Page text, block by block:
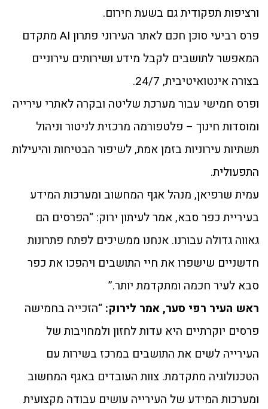
ורציפות תפקודית גם בשעת חירום.
פרס רביעי סוכן חכם לאתר העירוני פתרון AI מתקדם
המאפשר לתושבים לקבל מידע ושירותים עירוניים
בצורה אינטואיטיבית, 24/7.
ופרס חמישי עבור מערכת שליטה ובקרה לאתרי עירייה
ומוסדות חינוך – פלטפורמה מרכזית לניטור וניהול
תשתיות עירוניות בזמן אמת, לשיפור הבטיחות והיעילות
התפעולית.
עמית שרפיאן, מנהל אגף המחשוב ומערכות המידע
בעיריית כפר סבא, אמר לעיתון ירוק: “הפרסים הם
גאווה גדולה עבורנו. אנחנו ממשיכים לפתח פתרונות
חדשניים שישפרו את חיי התושבים ויהפכו את כפר
סבא לעיר חכמה ומתקדמת יותר.”
ראש העיר רפי סער, אמר לירוק: “הזכייה בחמישה
פרסים יוקרתיים היא עדות לחזון ולמחויבות של
העירייה לשים את התושבים במרכז בשירות עם
הטכנולוגיה מתקדמת. צוות העובדים באגף המחשוב
ומערכות המידע של העירייה עושים עבודה מקצועית